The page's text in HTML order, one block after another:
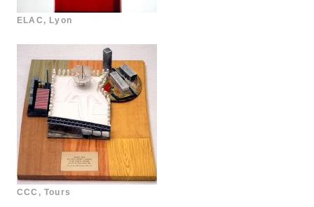
ELAC, Lyon
CCC, Tours